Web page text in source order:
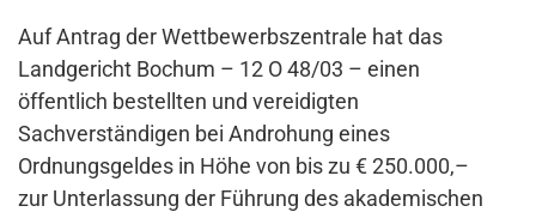
Auf Antrag der Wettbewerbszentrale hat das
Landgericht Bochum – 12 O 48/03 – einen
öffentlich bestellten und vereidigten
Sachverständigen bei Androhung eines
Ordnungsgeldes in Höhe von bis zu € 250.000,–
zur Unterlassung der Führung des akademischen